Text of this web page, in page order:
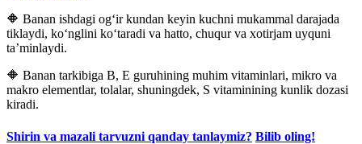
🔶 Banan ishdagi og‘ir kundan keyin kuchni mukammal darajada
tiklaydi, ko‘nglini ko‘taradi va hatto, chuqur va xotirjam uyquni
ta’minlaydi.
🔶 Banan tarkibiga B, E guruhining muhim vitaminlari, mikro va
makro elementlar, tolalar, shuningdek, S vitaminining kunlik dozasi
kiradi.
Shirin va mazali tarvuzni qanday tanlaymiz? Bilib oling!